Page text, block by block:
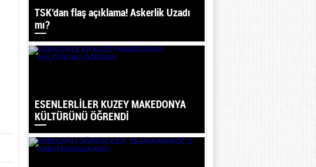
TSK’dan flaş açıklama! Askerlik Uzadı
mı?
ESENLERLİLER KUZEY MAKEDONYA
KÜLTÜRÜNÜ ÖĞRENDİ